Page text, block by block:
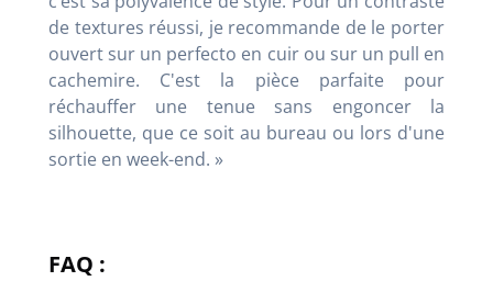
de textures réussi, je recommande de le porter
ouvert sur un perfecto en cuir ou sur un pull en
cachemire. C'est la pièce parfaite pour
réchauffer une tenue sans engoncer la
silhouette, que ce soit au bureau ou lors d'une
sortie en week-end. »
FAQ :